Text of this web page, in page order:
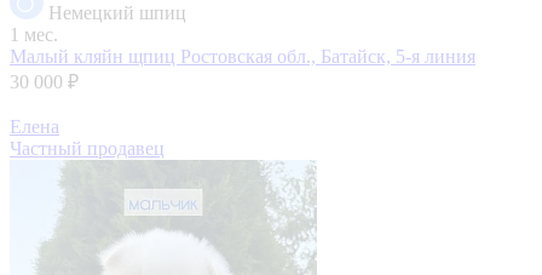
Немецкий шпиц
1 мес.
Малый кляйн щпиц Ростовская обл., Батайск, 5-я линия
30 000 ₽
Елена
Частный продавец